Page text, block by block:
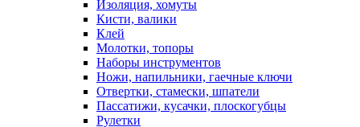
Изоляция, хомуты
Кисти, валики
Клей
Молотки, топоры
Наборы инструментов
Ножи, напильники, гаечные ключи
Отвертки, стамески, шпатели
Пассатижи, кусачки, плоскогубцы
Рулетки